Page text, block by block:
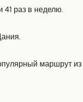
раз в неделю.
маршрут